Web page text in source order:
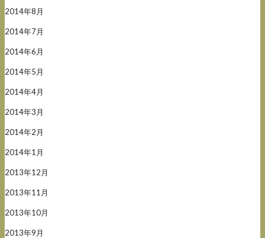
2014年8月
2014年7月
2014年6月
2014年5月
2014年4月
2014年3月
2014年2月
2014年1月
2013年12月
2013年11月
2013年10月
2013年9月